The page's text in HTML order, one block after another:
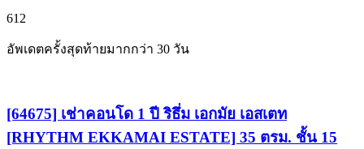
612
อัพเดตครั้งสุดท้ายมากกว่า 30 วัน
[64675] เช่าคอนโด 1 ปี ริธึ่ม เอกมัย เอสเตท
[RHYTHM EKKAMAI ESTATE] 35 ตรม. ชั้น 15